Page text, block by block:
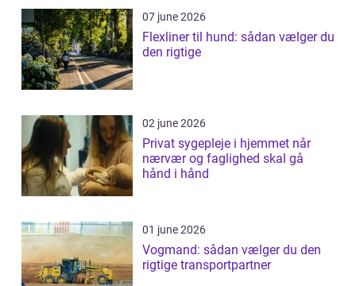
07 june 2026
Flexliner til hund: sådan vælger du
den rigtige
02 june 2026
Privat sygepleje i hjemmet når
nærvær og faglighed skal gå
hånd i hånd
01 june 2026
Vogmand: sådan vælger du den
rigtige transportpartner